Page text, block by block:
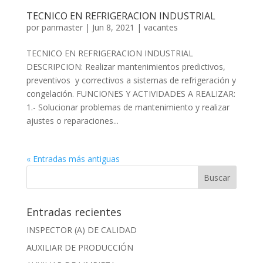
TECNICO EN REFRIGERACION INDUSTRIAL
por panmaster| Jun 8, 2021 | vacantes
TECNICO EN REFRIGERACION INDUSTRIAL
DESCRIPCION: Realizar mantenimientos predictivos,
preventivos y correctivos a sistemas de refrigeración y
congelación. FUNCIONES Y ACTIVIDADES A REALIZAR:
1.- Solucionar problemas de mantenimiento y realizar
ajustes o reparaciones...
« Entradas más antiguas
Entradas recientes
INSPECTOR (A) DE CALIDAD
AUXILIAR DE PRODUCCIÓN